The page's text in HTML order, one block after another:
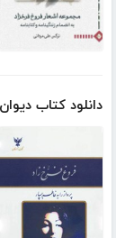
دانلود کتاب